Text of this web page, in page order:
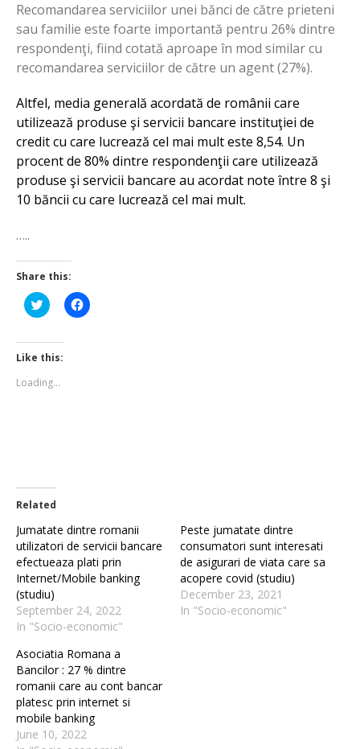
Recomandarea serviciilor unei bănci de către prieteni
sau familie este foarte importantă pentru 26% dintre
respondenţi, fiind cotată aproape în mod similar cu
recomandarea serviciilor de către un agent (27%).
Altfel, media generală acordată de românii care
utilizează produse şi servicii bancare instituţiei de
credit cu care lucrează cel mai mult este 8,54. Un
procent de 80% dintre respondenţii care utilizează
produse şi servicii bancare au acordat note între 8 şi
10 băncii cu care lucrează cel mai mult.
…..
Share this:
Click
to
Twitter
(Opens
in
window)
Click
to
Like this:
Loading...
Related
Jumatate dintre romanii
utilizatori de servicii bancare
efectueaza plati prin
Internet/Mobile banking
(studiu)
September 24, 2022
In "Socio-economic"
Peste jumatate dintre
consumatori sunt interesati
de asigurari de viata care sa
acopere covid (studiu)
December 23, 2021
In "Socio-economic"
Asociatia Romana a
Bancilor : 27 % dintre
romanii care au cont bancar
platesc prin internet si
mobile banking
June 10, 2022